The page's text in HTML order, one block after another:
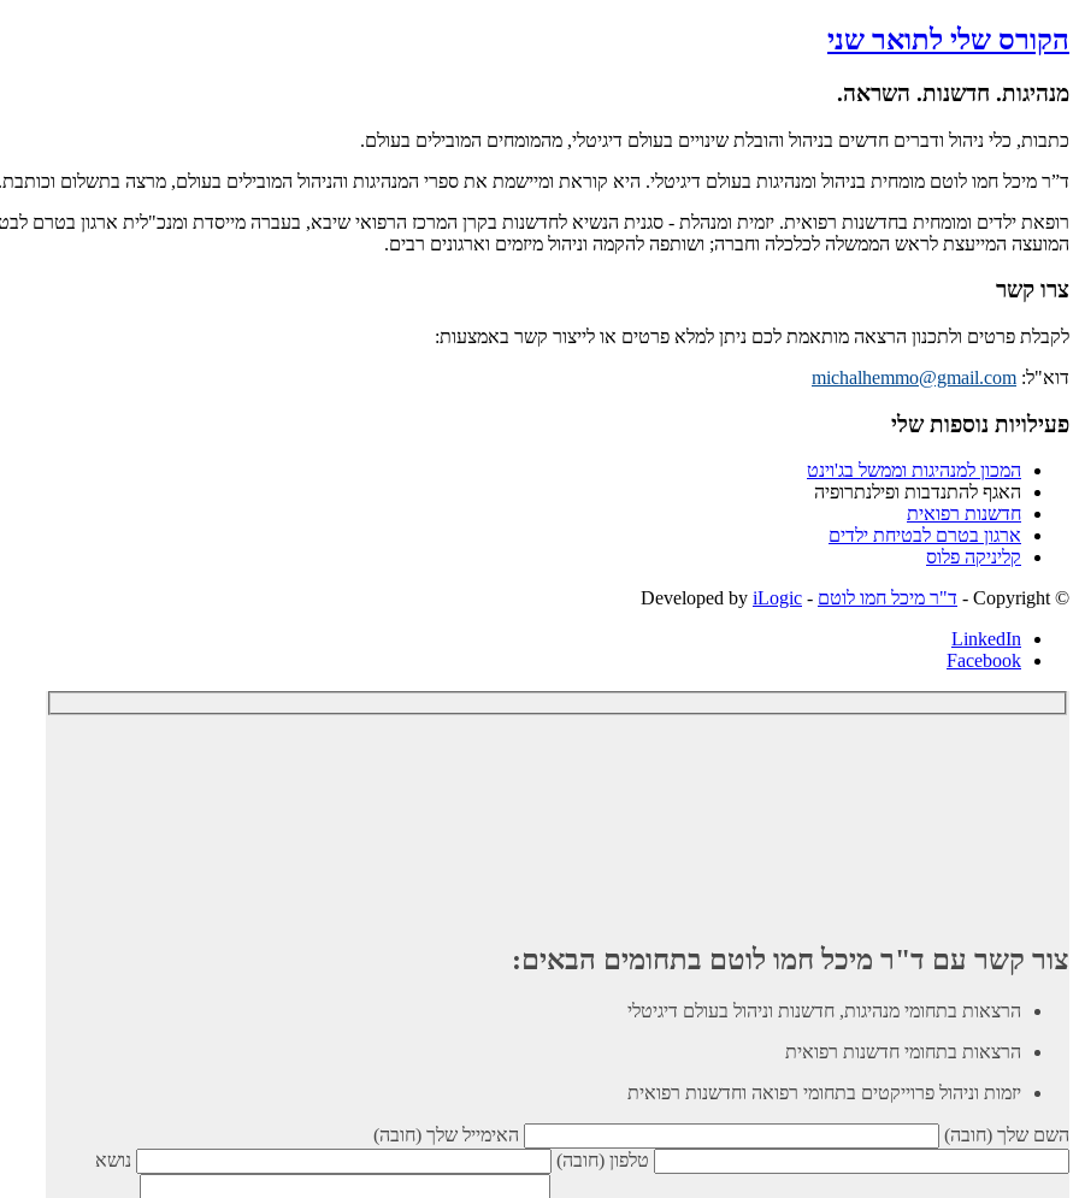
הקורס שלי לתואר שני
מנהיגות. חדשנות. השראה.
כתבות, כלי ניהול ודברים חדשים בניהול והובלת שינויים בעולם דיגיטלי, מהמומחים המובילים בעולם.
ד”ר מיכל חמו לוטם מומחית בניהול ומנהיגות בעולם דיגיטלי. היא קוראת ומיישמת את ספרי המנהיגות והניהול המובילים בעולם, מרצה בתשלום
רופאת ילדים ומומחית בחדשנות רפואית. יזמית ומנהלת - סגנית הנשיא לחדשנות בקרן המרכז הרפואי שיבא, בעברה מייסדת ומנכ"לית ארגון בטרם
המועצה המייעצת לראש הממשלה לכלכלה וחברה; ושותפה להקמה וניהול מיזמים וארגונים רבים.
צרו קשר
לקבלת פרטים ולתכנון הרצאה מותאמת לכם ניתן למלא פרטים או לייצור קשר באמצעות:
דוא"ל: michalhemmo@gmail.com
פעילויות נוספות שלי
המכון למנהיגות וממשל בג'וינט
האגף להתנדבות ופילנתרופיה
חדשנות רפואית
ארגון בטרם לבטיחת ילדים
קליניקה פלוס
© ‫Copyright -
ד"ר מיכל חמו לוטם - Developed by
iLogic
LinkedIn
Facebook
צור קשר עם ד"ר מיכל חמו לוטם בתחומים הבאים:
הרצאות בתחומי מנהיגות, חדשנות וניהול בעולם דיגיטלי
הרצאות בתחומי חדשנות רפואית
יזמות וניהול פרוייקטים בתחומי רפואה וחדשנות רפואית
השם שלך (חובה)
האימייל שלך (חובה)
טלפון (חובה)
נושא